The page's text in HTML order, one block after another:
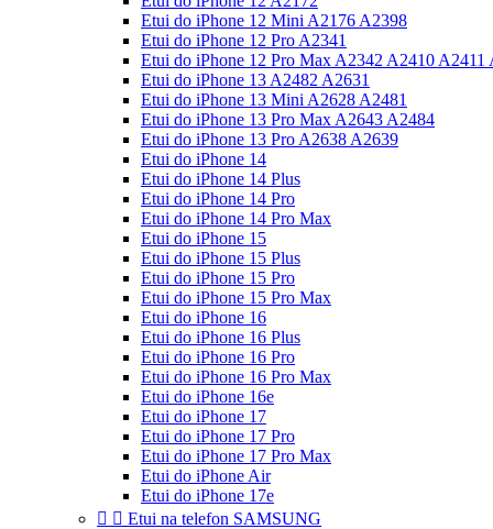
Etui do iPhone 12 Mini A2176 A2398
Etui do iPhone 12 Pro A2341
Etui do iPhone 12 Pro Max A2342 A2410 A2411
Etui do iPhone 13 A2482 A2631
Etui do iPhone 13 Mini A2628 A2481
Etui do iPhone 13 Pro Max A2643 A2484
Etui do iPhone 13 Pro A2638 A2639
Etui do iPhone 14
Etui do iPhone 14 Plus
Etui do iPhone 14 Pro
Etui do iPhone 14 Pro Max
Etui do iPhone 15
Etui do iPhone 15 Plus
Etui do iPhone 15 Pro
Etui do iPhone 15 Pro Max
Etui do iPhone 16
Etui do iPhone 16 Plus
Etui do iPhone 16 Pro
Etui do iPhone 16 Pro Max
Etui do iPhone 16e
Etui do iPhone 17
Etui do iPhone 17 Pro
Etui do iPhone 17 Pro Max
Etui do iPhone Air
Etui do iPhone 17e
  Etui na telefon SAMSUNG